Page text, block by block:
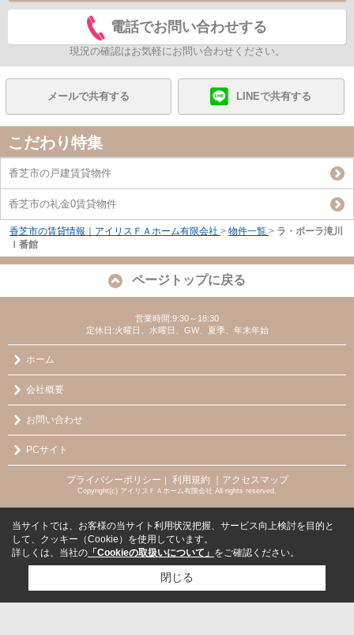
電話でお問い合わせする
現況の確認はお気軽にお問い合わせください。
メールで共有する LINEで共有する
こだわり特集
香芝市の戸建賃貸物件
香芝市の礼金0賃貸物件
香芝市の賃貸情報｜アイリスＦＡホーム有限会社 > 物件一覧 > ラ・ポーラ滝川
Ⅰ番館
ページトップに戻る
営業時間:9:30～18:30
定休日:火曜日、水曜日、GW、夏季、年末年始
ホーム
会社概要
お問い合わせ
PCサイト
プライバシーポリシー 利用規約 ｜アクセスマップ
Copyright(c) アイリスＦＡホーム有限会社 All rights reserved.
当サイトでは、お客様の当サイト利用状況把握、サービス向上検討を目的と
して、クッキー（Cookie）を使用しています。
詳しくは、当社の 「Cookieの取扱いについて」 をご確認ください。
閉じる